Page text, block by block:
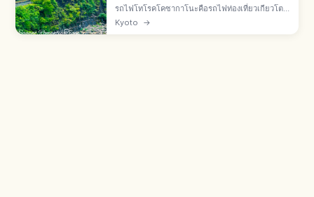
รถไฟโทโรคโคซากาโนะคือรถไฟท่องเที่ยวเกียวโต
โทโรคโคซากะ-โทโรคโคคาเมโอกะ 7.3 กม. เปิดปี
1991 ใช้รางเก่า JR สายซันอิน มี 5 ตู้ โดยตู้ที่ 5 เปิด
Kyoto →